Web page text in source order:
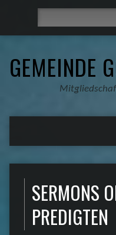
GEMEINDE
SERMONS
PREDIGTEN